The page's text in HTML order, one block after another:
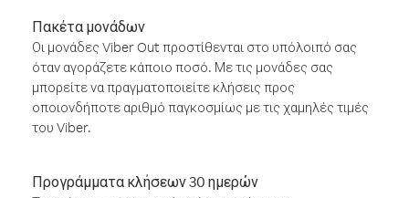
Πακέτα μονάδων
Οι μονάδες Viber Out προστίθενται στο υπόλοιπό σας
όταν αγοράζετε κάποιο ποσό. Με τις μονάδες σας
μπορείτε να πραγματοποιείτε κλήσεις προς
οποιονδήποτε αριθμό παγκοσμίως με τις χαμηλές τιμές
του Viber.
Προγράμματα κλήσεων 30 ημερών